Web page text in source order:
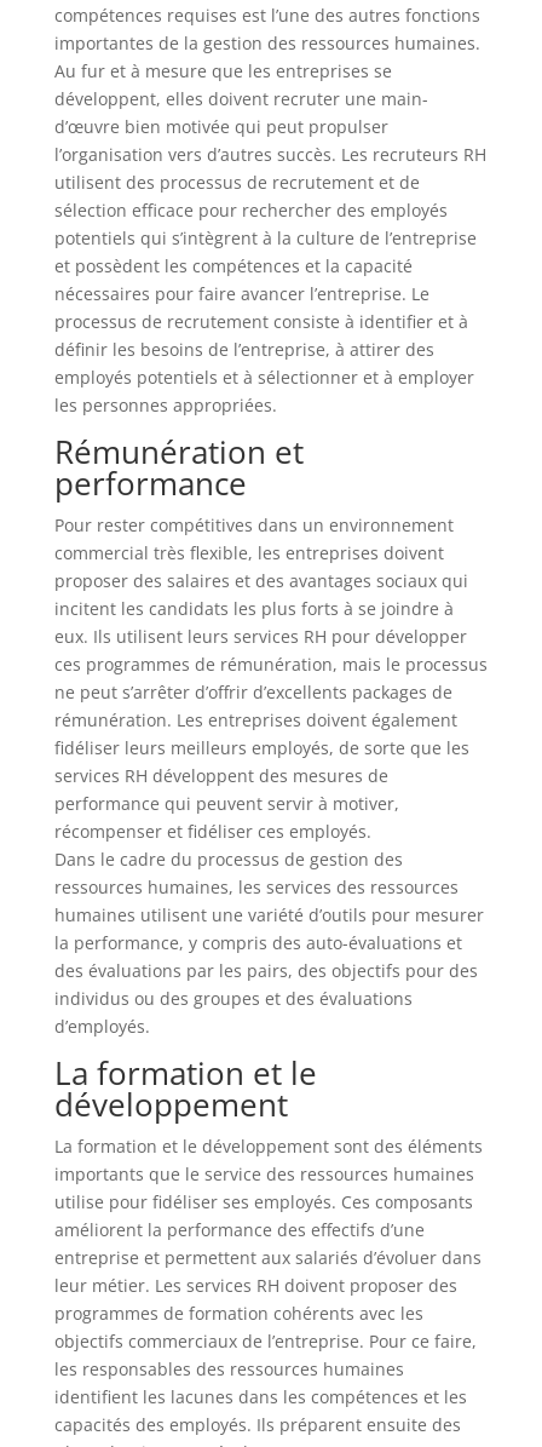
compétences requises est l’une des autres fonctions
importantes de la gestion des ressources humaines.
Au fur et à mesure que les entreprises se
développent, elles doivent recruter une main-
d’œuvre bien motivée qui peut propulser
l’organisation vers d’autres succès. Les recruteurs RH
utilisent des processus de recrutement et de
sélection efficace pour rechercher des employés
potentiels qui s’intègrent à la culture de l’entreprise
et possèdent les compétences et la capacité
nécessaires pour faire avancer l’entreprise. Le
processus de recrutement consiste à identifier et à
définir les besoins de l’entreprise, à attirer des
employés potentiels et à sélectionner et à employer
les personnes appropriées.
Rémunération et
performance
Pour rester compétitives dans un environnement
commercial très flexible, les entreprises doivent
proposer des salaires et des avantages sociaux qui
incitent les candidats les plus forts à se joindre à
eux. Ils utilisent leurs services RH pour développer
ces programmes de rémunération, mais le processus
ne peut s’arrêter d’offrir d’excellents packages de
rémunération. Les entreprises doivent également
fidéliser leurs meilleurs employés, de sorte que les
services RH développent des mesures de
performance qui peuvent servir à motiver,
récompenser et fidéliser ces employés.
Dans le cadre du processus de gestion des
ressources humaines, les services des ressources
humaines utilisent une variété d’outils pour mesurer
la performance, y compris des auto-évaluations et
des évaluations par les pairs, des objectifs pour des
individus ou des groupes et des évaluations
d’employés.
La formation et le
développement
La formation et le développement sont des éléments
importants que le service des ressources humaines
utilise pour fidéliser ses employés. Ces composants
améliorent la performance des effectifs d’une
entreprise et permettent aux salariés d’évoluer dans
leur métier. Les services RH doivent proposer des
programmes de formation cohérents avec les
objectifs commerciaux de l’entreprise. Pour ce faire,
les responsables des ressources humaines
identifient les lacunes dans les compétences et les
capacités des employés. Ils préparent ensuite des